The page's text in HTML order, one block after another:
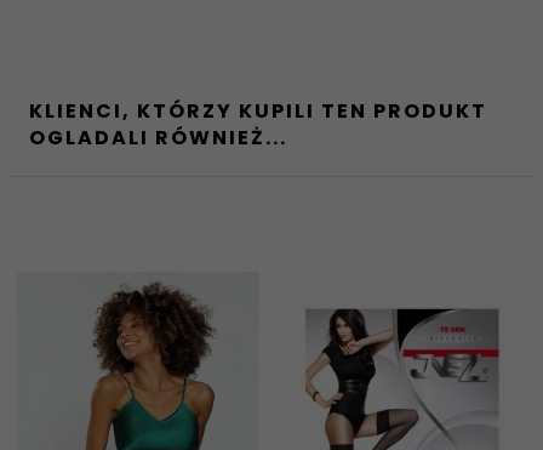
KLIENCI, KTÓRZY KUPILI TEN PRODUKT
OGLADALI RÓWNIEŻ...